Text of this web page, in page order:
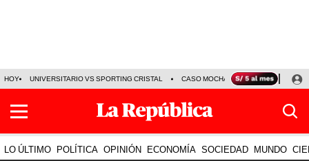
HOY UNIVERSITARIO VS SPORTING CRISTAL CASO MOCHASUELDOS
LO ÚLTIMO POLÍTICA OPINIÓN ECONOMÍA SOCIEDAD MUNDO